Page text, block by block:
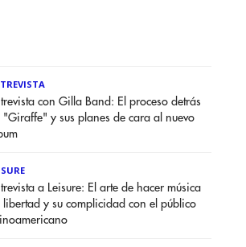
con Gilla Band: El proceso detrás
"Giraffe" y sus planes de cara al nuevo
a Leisure: El arte de hacer música
libertad y su complicidad con el público